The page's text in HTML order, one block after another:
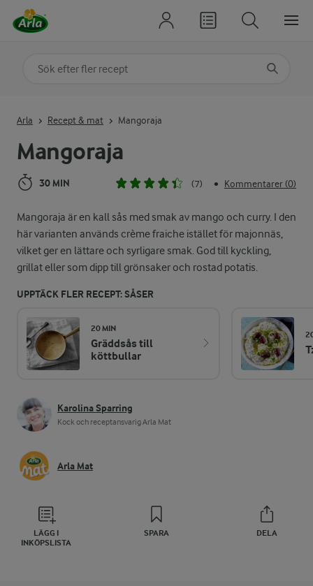
Mangoraja
30 MIN (7) • Kommentarer (0)
Mangoraja är en kall sås med smak av mango och curry. I den
här varianten används crème fraiche istället för majonnäs,
vilket ger en lättare och syrligare smak. God till kyckling,
grillat eller som dipp till grönsaker och rostad potatis.
UPPTÄCK FLER RECEPT: SÅSER
20 MIN
Gräddsås till
köttbullar
Karolina Sparring
Kock och receptansvarig Arla Mat
Arla Mat
LÄGG I
INKÖPSLISTA
SPARA DELA
Arla Recept & mat Mangoraja
Sök på kategori eller ingrediens